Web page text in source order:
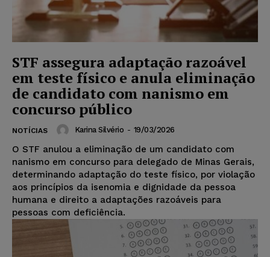
STF assegura adaptação razoável
em teste físico e anula eliminação
de candidato com nanismo em
concurso público
NOTÍCIAS Karina Silvério - 19/03/2026
O STF anulou a eliminação de um candidato com
nanismo em concurso para delegado de Minas Gerais,
determinando adaptação do teste físico, por violação
aos princípios da isenomia e dignidade da pessoa
humana e direito a adaptações razoáveis para
pessoas com deficiência.